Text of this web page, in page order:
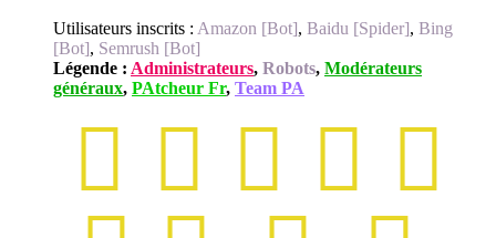
Utilisateurs inscrits : Amazon [Bot], Baidu [Spider], Bing
[Bot], Semrush [Bot]
Légende : Administrateurs, Robots, Modérateurs
généraux, PAtcheur Fr, Team PA